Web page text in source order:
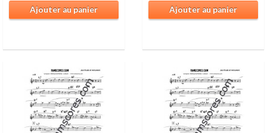
Ajouter au panier Ajouter au panier